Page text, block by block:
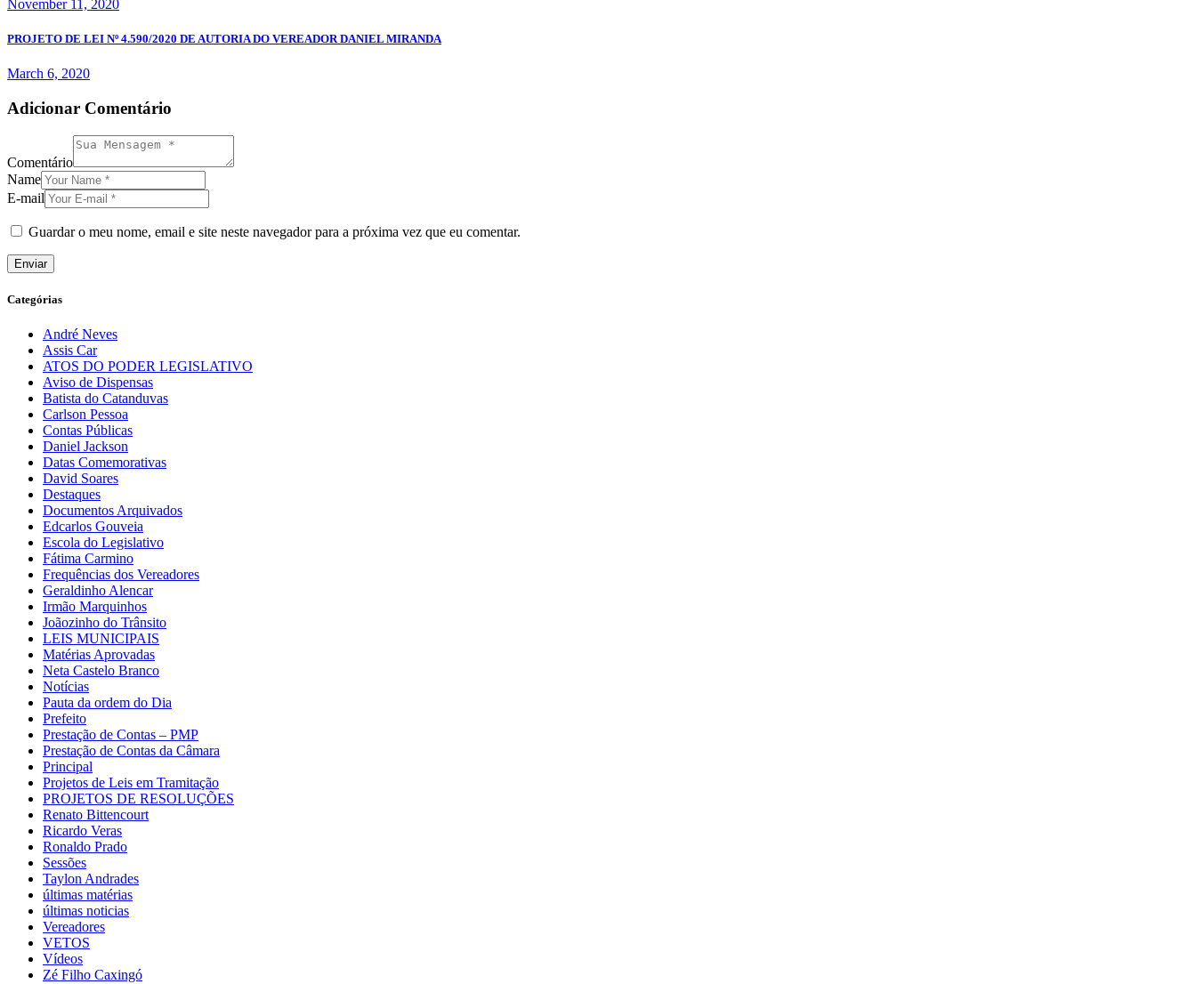
November 11, 2020
PROJETO DE LEI Nº 4.590/2020 DE AUTORIA DO VEREADOR DANIEL MIRANDA
March 6, 2020
Adicionar Comentário
Comentário
Name
E-mail
Guardar o meu nome, email e site neste navegador para a próxima vez que eu comentar.
Categórias
André Neves
Assis Car
ATOS DO PODER LEGISLATIVO
Aviso de Dispensas
Batista do Catanduvas
Carlson Pessoa
Contas Públicas
Daniel Jackson
Datas Comemorativas
David Soares
Destaques
Documentos Arquivados
Edcarlos Gouveia
Escola do Legislativo
Fátima Carmino
Frequências dos Vereadores
Geraldinho Alencar
Irmão Marquinhos
Joãozinho do Trânsito
LEIS MUNICIPAIS
Matérias Aprovadas
Neta Castelo Branco
Notícias
Pauta da ordem do Dia
Prefeito
Prestação de Contas – PMP
Prestação de Contas da Câmara
Principal
Projetos de Leis em Tramitação
PROJETOS DE RESOLUÇÕES
Renato Bittencourt
Ricardo Veras
Ronaldo Prado
Sessões
Taylon Andrades
últimas matérias
últimas noticias
Vereadores
VETOS
Vídeos
Zé Filho Caxingó